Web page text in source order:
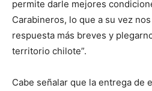
permite darle mejores
Carabineros, lo que a su vez
respuesta más breves y
territorio chilote”.
Cabe señalar que la entrega de